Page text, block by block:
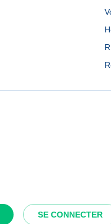
SE CONNECTER